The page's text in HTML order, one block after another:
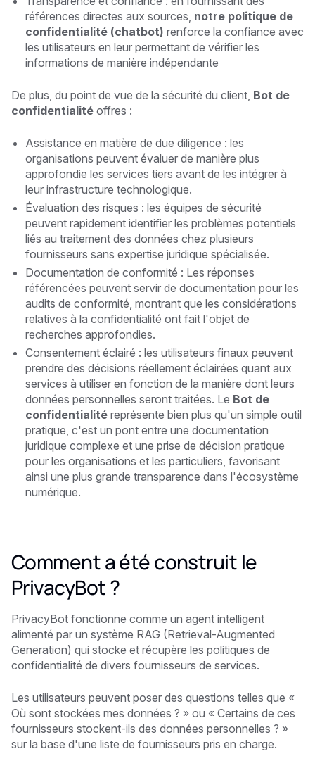
références directes aux sources, notre politique de
confidentialité (chatbot) renforce la confiance avec
les utilisateurs en leur permettant de vérifier les
informations de manière indépendante
De plus, du point de vue de la sécurité du client, Bot de
confidentialité offres :
Assistance en matière de due diligence : les
organisations peuvent évaluer de manière plus
approfondie les services tiers avant de les intégrer à
leur infrastructure technologique.
Évaluation des risques : les équipes de sécurité
peuvent rapidement identifier les problèmes potentiels
liés au traitement des données chez plusieurs
fournisseurs sans expertise juridique spécialisée.
Documentation de conformité : Les réponses
référencées peuvent servir de documentation pour les
audits de conformité, montrant que les considérations
relatives à la confidentialité ont fait l'objet de
recherches approfondies.
Consentement éclairé : les utilisateurs finaux peuvent
prendre des décisions réellement éclairées quant aux
services à utiliser en fonction de la manière dont leurs
données personnelles seront traitées. Le Bot de
confidentialité représente bien plus qu'un simple outil
pratique, c'est un pont entre une documentation
juridique complexe et une prise de décision pratique
pour les organisations et les particuliers, favorisant
ainsi une plus grande transparence dans l'écosystème
numérique.
Comment a été construit le
PrivacyBot ?
PrivacyBot fonctionne comme un agent intelligent
alimenté par un système RAG (Retrieval-Augmented
Generation) qui stocke et récupère les politiques de
confidentialité de divers fournisseurs de services.
Les utilisateurs peuvent poser des questions telles que «
Où sont stockées mes données ? » ou « Certains de ces
fournisseurs stockent-ils des données personnelles ? »
sur la base d'une liste de fournisseurs pris en charge.